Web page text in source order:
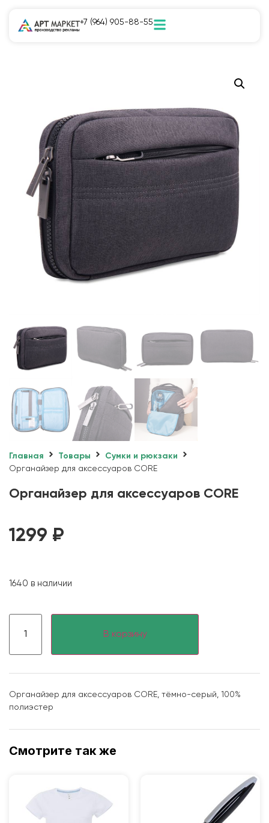
+7 (964) 905-88-55
Главная Товары
Сумки и рюкзаки
Органайзер для аксессуаров CORE
Органайзер для аксессуаров CORE
1299 ₽
1640 в наличии
В корзину
Органайзер для аксессуаров CORE, тёмно-серый, 100%
полиэстер
Смотрите так же